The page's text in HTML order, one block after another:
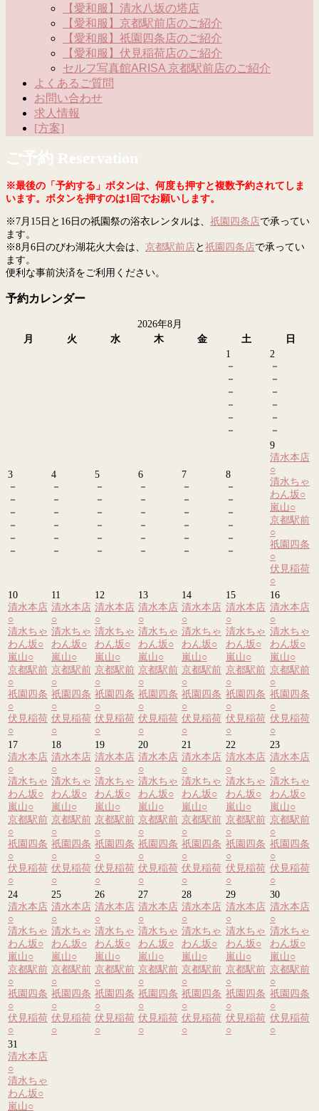
【愛和服】清水八坂の塔店
【愛和服】京都駅前店のご紹介
【愛和服】祇園四条店のご紹介
【愛和服】伏見稲荷店のご紹介
セルフ写真館ARISA 京都駅前店のご紹介
よくあるご質問
お問い合わせ
求人情報
[方案]
ご予約 Reservation
※最後の「予約する」ボタンは、何度も押すと複数予約されてしま
います。ボタンを押すのは1回でお願いします。
※7月15日と16日の祇園祭の浴衣レンタルは、 祇園四条店で承ってい
ます。
※8月6日のびわ湖花火大会は、 京都駅前店 と 祇園四条店で承ってい
ます。
便利な事前決済をご利用ください。
予約カレンダー
2026年8月
月
火 水 木 金 土
日
1
－
－
－
－
－
－
2
－
－
－
－
－
－
3
－
－
－
－
－
－
4
－
－
－
－
－
－
5
－
－
－
－
－
－
6
－
－
－
－
－
－
7
－
－
－
－
－
－
8
－
－
－
－
－
－
9
清水本店
○
清水ちゃ
わん坂○
嵐山○
京都駅前
○
祇園四条
○
伏見稲荷
○
10
清水本店
○
清水ちゃ
わん坂○
嵐山○
京都駅前
○
祇園四条
○
伏見稲荷
○
11
清水本店
○
清水ちゃ
わん坂○
嵐山○
京都駅前
○
祇園四条
○
伏見稲荷
○
12
清水本店
○
清水ちゃ
わん坂○
嵐山○
京都駅前
○
祇園四条
○
伏見稲荷
○
13
清水本店
○
清水ちゃ
わん坂○
嵐山○
京都駅前
○
祇園四条
○
伏見稲荷
○
14
清水本店
○
清水ちゃ
わん坂○
嵐山○
京都駅前
○
祇園四条
○
伏見稲荷
○
15
清水本店
○
清水ちゃ
わん坂○
嵐山○
京都駅前
○
祇園四条
○
伏見稲荷
○
16
清水本店
○
清水ちゃ
わん坂○
嵐山○
京都駅前
○
祇園四条
○
伏見稲荷
○
17
清水本店
○
清水ちゃ
わん坂○
嵐山○
京都駅前
○
祇園四条
○
伏見稲荷
○
18
清水本店
○
清水ちゃ
わん坂○
嵐山○
京都駅前
○
祇園四条
○
伏見稲荷
○
19
清水本店
○
清水ちゃ
わん坂○
嵐山○
京都駅前
○
祇園四条
○
伏見稲荷
○
20
清水本店
○
清水ちゃ
わん坂○
嵐山○
京都駅前
○
祇園四条
○
伏見稲荷
○
21
清水本店
○
清水ちゃ
わん坂○
嵐山○
京都駅前
○
祇園四条
○
伏見稲荷
○
22
清水本店
○
清水ちゃ
わん坂○
嵐山○
京都駅前
○
祇園四条
○
伏見稲荷
○
23
清水本店
○
清水ちゃ
わん坂○
嵐山○
京都駅前
○
祇園四条
○
伏見稲荷
○
24
清水本店
○
清水ちゃ
わん坂○
嵐山○
京都駅前
○
祇園四条
○
伏見稲荷
○
25
清水本店
○
清水ちゃ
わん坂○
嵐山○
京都駅前
○
祇園四条
○
伏見稲荷
○
26
清水本店
○
清水ちゃ
わん坂○
嵐山○
京都駅前
○
祇園四条
○
伏見稲荷
○
27
清水本店
○
清水ちゃ
わん坂○
嵐山○
京都駅前
○
祇園四条
○
伏見稲荷
○
28
清水本店
○
清水ちゃ
わん坂○
嵐山○
京都駅前
○
祇園四条
○
伏見稲荷
○
29
清水本店
○
清水ちゃ
わん坂○
嵐山○
京都駅前
○
祇園四条
○
伏見稲荷
○
30
清水本店
○
清水ちゃ
わん坂○
嵐山○
京都駅前
○
祇園四条
○
伏見稲荷
○
31
清水本店
○
清水ちゃ
わん坂○
嵐山○